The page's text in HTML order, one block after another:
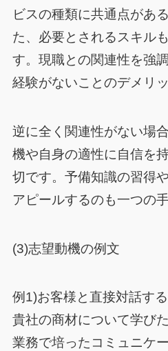
ビスの種類に共通点があ
た、必要とされるスキル
す。現職との関連性を強
経験がないことのデメリ
逆に全く関連性がない場
機や自身の適性に自信を
切です。予備知識の習得
アピールするのも一つの手
(3)志望動機の例文
例1)お客様と直接対話す
貴社の商材について学び
業務で培ったコミュニケ